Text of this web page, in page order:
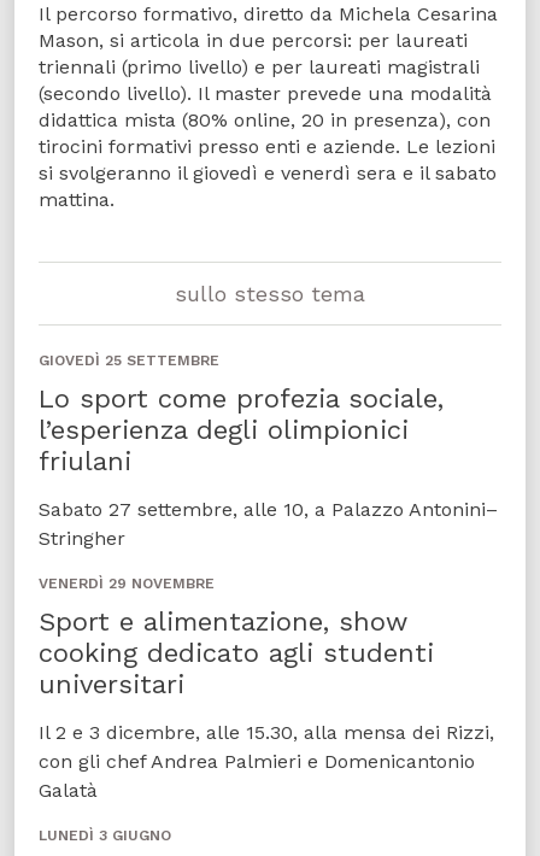
Il percorso formativo, diretto da Michela Cesarina
Mason, si articola in due percorsi: per laureati
triennali (primo livello) e per laureati magistrali
(secondo livello). Il master prevede una modalità
didattica mista (80% online, 20 in presenza), con
tirocini formativi presso enti e aziende. Le lezioni
si svolgeranno il giovedì e venerdì sera e il sabato
mattina.
sullo stesso tema
GIOVEDÌ 25 SETTEMBRE
Lo sport come profezia sociale,
l’esperienza degli olimpionici
friulani
Sabato 27 settembre, alle 10, a Palazzo Antonini–
Stringher
VENERDÌ 29 NOVEMBRE
Sport e alimentazione, show
cooking dedicato agli studenti
universitari
Il 2 e 3 dicembre, alle 15.30, alla mensa dei Rizzi,
con gli chef Andrea Palmieri e Domenicantonio
Galatà
LUNEDÌ 3 GIUGNO